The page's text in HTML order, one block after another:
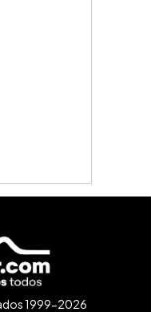
1999-2026